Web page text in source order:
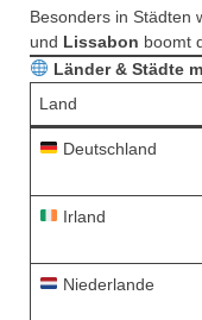
Besonders in Städten
und Lissabon boomt
Länder & Städte
Land
Deutschland
Irland
Niederlande